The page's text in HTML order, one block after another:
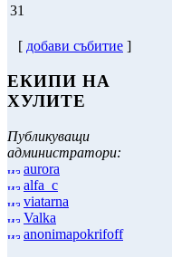
31
[ добави събитие ]
ЕКИПИ НА
ХУЛИТЕ
Публикуващи
администратори:
aurora
alfa_c
viatarna
Valka
anonimapokrifoff